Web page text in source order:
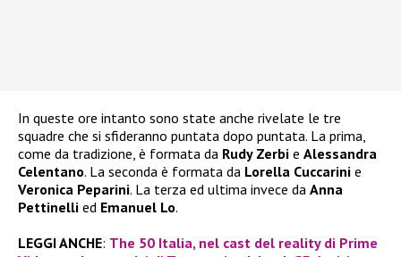
In queste ore intanto sono state anche rivelate le tre
squadre che si sfideranno puntata dopo puntata. La prima,
come da tradizione, è formata da Rudy Zerbi e Alessandra
Celentano. La seconda è formata da Lorella Cuccarini e
Veronica Peparini. La terza ed ultima invece da Anna
Pettinelli ed Emanuel Lo.
LEGGI ANCHE: The 50 Italia, nel cast del reality di Prime